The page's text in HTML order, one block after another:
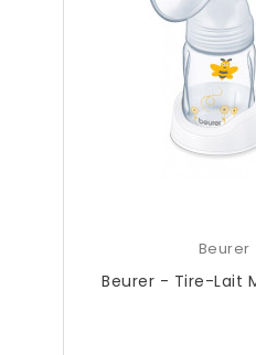
Beurer
Beurer - Tire-Lait